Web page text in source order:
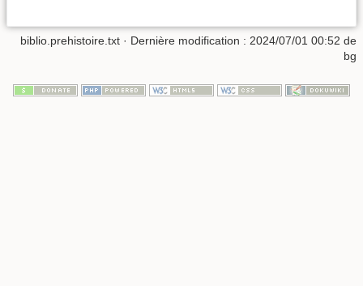
biblio.prehistoire.txt · Dernière modification : 2024/07/01 00:52 de
bg